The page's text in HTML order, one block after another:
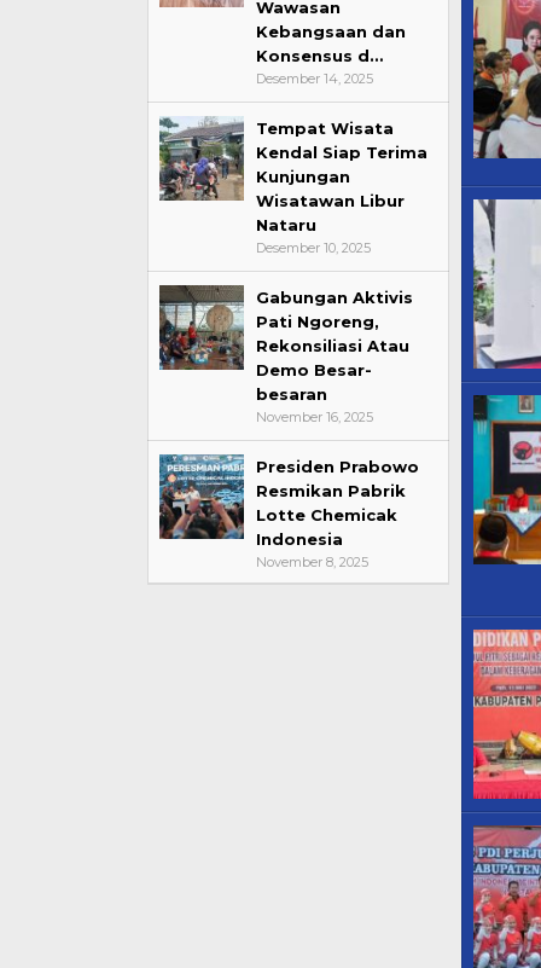
Wawasan
Kebangsaan dan
Konsensus d…
Desember 14, 2025
Tempat Wisata
Kendal Siap Terima
Kunjungan
Wisatawan Libur
Nataru
Desember 10, 2025
Gabungan Aktivis
Pati Ngoreng,
Rekonsiliasi Atau
Demo Besar-
besaran
November 16, 2025
Presiden Prabowo
Resmikan Pabrik
Lotte Chemicak
Indonesia
November 8, 2025